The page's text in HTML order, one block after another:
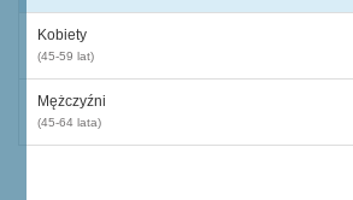
Kobiety
(45-59 lat)
Mężczyźni
(45-64 lata)